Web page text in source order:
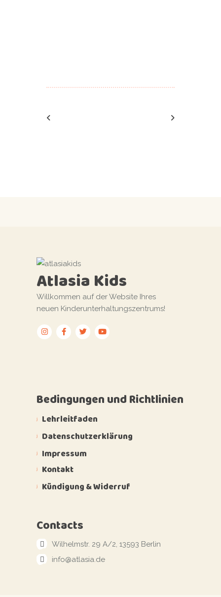
Atlasia Kids
Willkommen auf der Website Ihres
neuen Kinderunterhaltungszentrums!
Bedingungen und Richtlinien
Lehrleitfaden
Datenschutzerklärung
Impressum
Kontakt
Kündigung & Widerruf
Contacts
Wilhelmstr. 29 A/2, 13593 Berlin
info@atlasia.de